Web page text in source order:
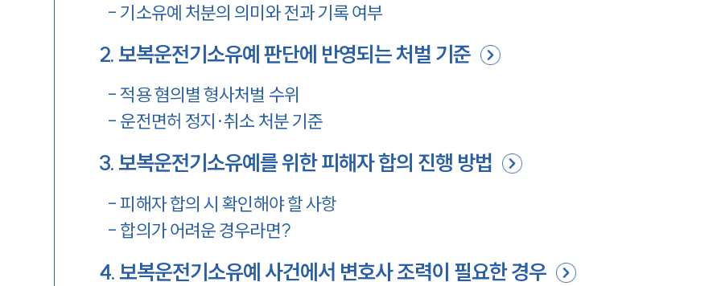
- 기소유예 처분의 의미와 전과 기록 여부
2.보복운전기소유예 판단에 반영되는 처벌 기준
- 적용 혐의별 형사처벌 수위
- 운전면허 정지·취소 처분 기준
3.보복운전기소유예를 위한 피해자 합의 진행 방법
-피해자 합의 시 확인해야 할 사항
- 합의가 어려운 경우라면?
4.보복운전기소유예 사건에서 변호사 조력이 필요한 경우